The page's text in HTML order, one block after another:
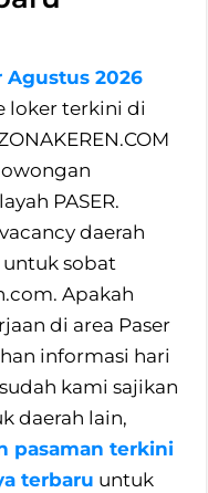
Agustus 2026
loker terkini di
PASER.
daerah
untuk sobat
Apakah
di area Paser
informasi hari
kami sajikan
daerah lain,
pasaman terkini
terbaru untuk